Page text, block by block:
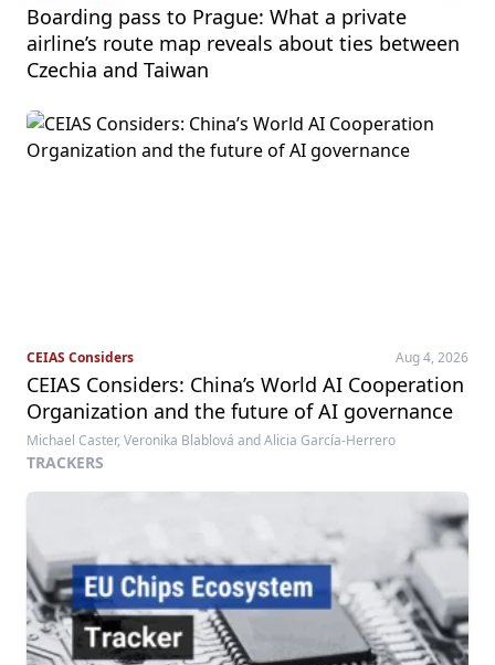
Boarding pass to Prague: What a private
airline’s route map reveals about ties between
Czechia and Taiwan
CEIAS Considers Aug 4, 2026
CEIAS Considers: China’s World AI Cooperation
Organization and the future of AI governance
Michael Caster, Veronika Blablová and Alicia García-Herrero
TRACKERS